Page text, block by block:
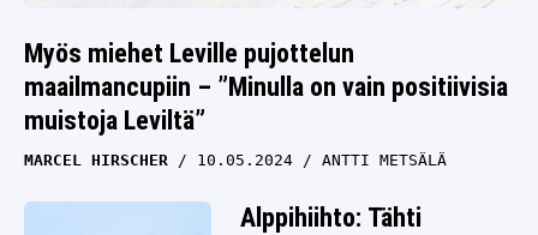
Myös miehet Leville pujottelun
maailmancupiin – ”Minulla on vain positiivisia
muistoja Leviltä”
MARCEL HIRSCHER 10.05.2024 ANTTI METSÄLÄ
Alppihiihto: Tähti